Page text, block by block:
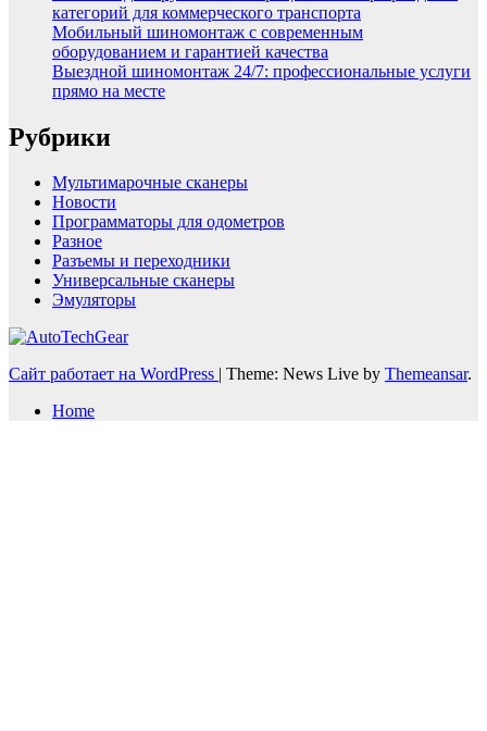
категорий для коммерческого транспорта
Мобильный шиномонтаж с современным
оборудованием и гарантией качества
Выездной шиномонтаж 24/7: профессиональные услуги
прямо на месте
Рубрики
Мультимарочные сканеры
Новости
Программаторы для одометров
Разное
Разъемы и переходники
Универсальные сканеры
Эмуляторы
Сайт работает на WordPress | Theme: News Live by Themeansar.
Home